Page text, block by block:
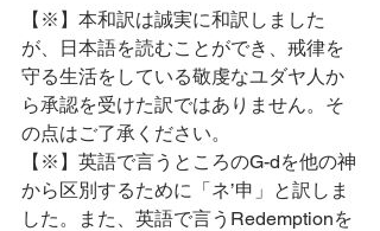
【※】本和訳は誠実に和訳しました
が、日本語を読むことができ、戒律を
守る生活をしている敬虔なユダヤ人か
ら承認を受けた訳ではありません。そ
の点はご了承ください。
【※】英語で言うところのG-dを他の神
から区別するために「ネ’申」と訳しま
した。また、英語で言うRedemptionを